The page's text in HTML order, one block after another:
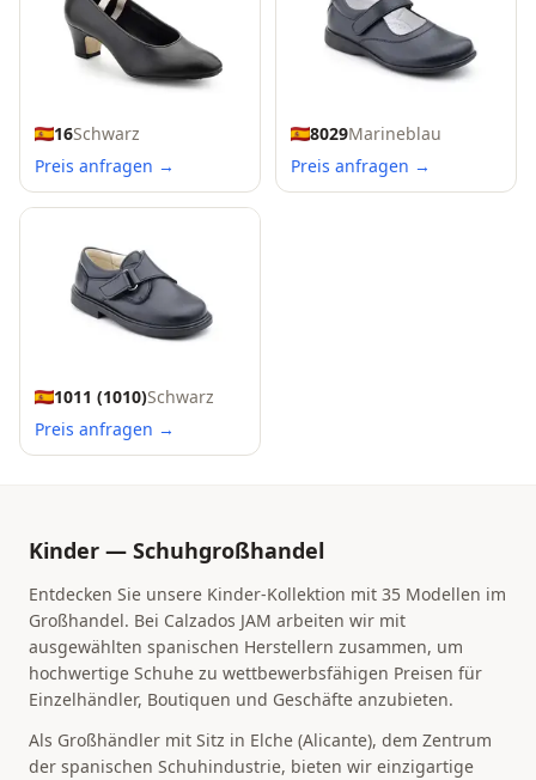
16Schwarz
Preis anfragen →
8029Marineblau
Preis anfragen →
1011 (1010)Schwarz
Preis anfragen →
Kinder — Schuhgroßhandel
Entdecken Sie unsere Kinder-Kollektion mit 35 Modellen im
Großhandel. Bei Calzados JAM arbeiten wir mit
ausgewählten spanischen Herstellern zusammen, um
hochwertige Schuhe zu wettbewerbsfähigen Preisen für
Einzelhändler, Boutiquen und Geschäfte anzubieten.
Als Großhändler mit Sitz in Elche (Alicante), dem Zentrum
der spanischen Schuhindustrie, bieten wir einzigartige